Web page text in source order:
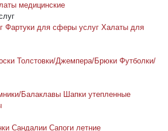
медицинские
Фартуки для сферы услуг Халаты для
Толстовки/Джемпера/Брюки Футболки/
Балаклавы Шапки утепленные
Сандалии Сапоги летние